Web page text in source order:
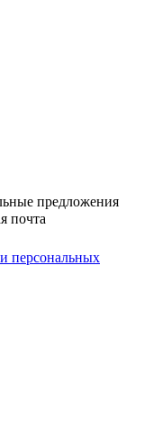
предложения
почта
персональных